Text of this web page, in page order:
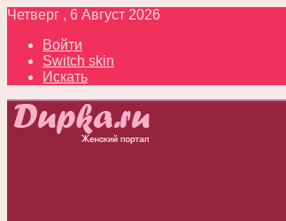
Четверг , 6 Август 2026
Войти
Switch skin
Искать